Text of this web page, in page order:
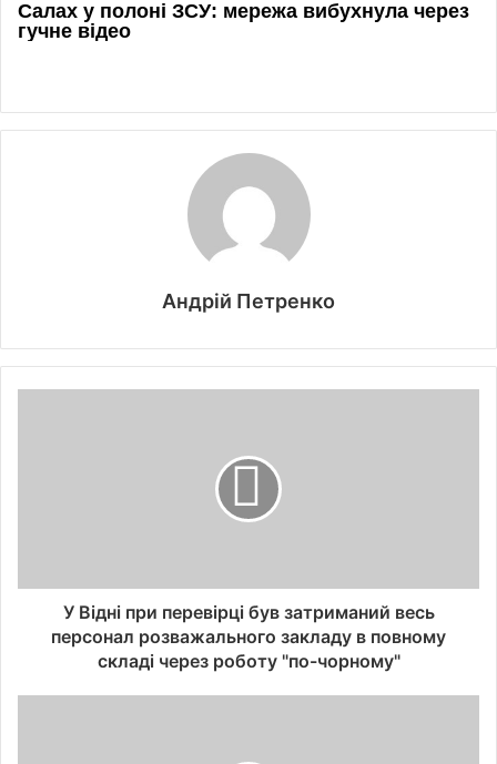
Андрій Петренко
У Відні при перевірці був затриманий весь
персонал розважального закладу в повному
складі через роботу "по-чорному"